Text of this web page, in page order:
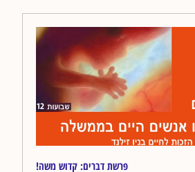
!פרשת דברים: קדוש משה